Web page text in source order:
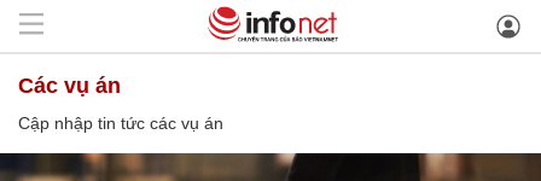
các vụ án
Cập nhập tin tức các vụ án